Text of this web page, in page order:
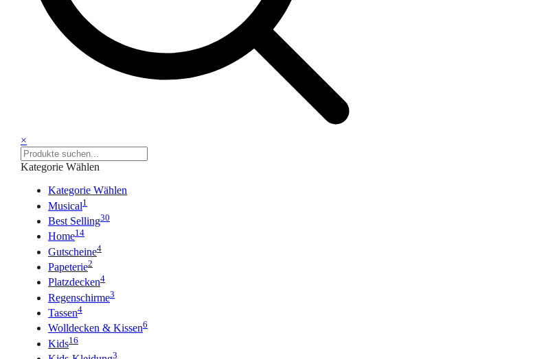
×
Kategorie Wählen
Kategorie Wählen
Musical1
Best Selling30
Home14
Gutscheine4
Papeterie2
Platzdecken4
Regenschirme3
Tassen4
Wolldecken & Kissen6
Kids16
3